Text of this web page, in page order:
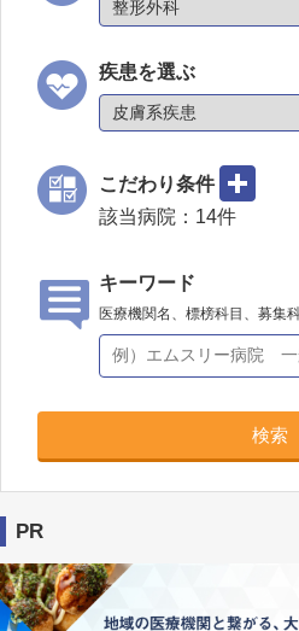
疾患を選ぶ
こだわり条件
該当病院： 14件
キーワード
医療機関名、標榜科目、募集
検索
PR